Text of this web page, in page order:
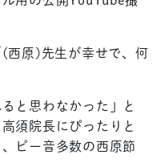
西原)先生が幸せで、何
と思わなかった」と
須院長にぴったりと
ピー音多数の西原節